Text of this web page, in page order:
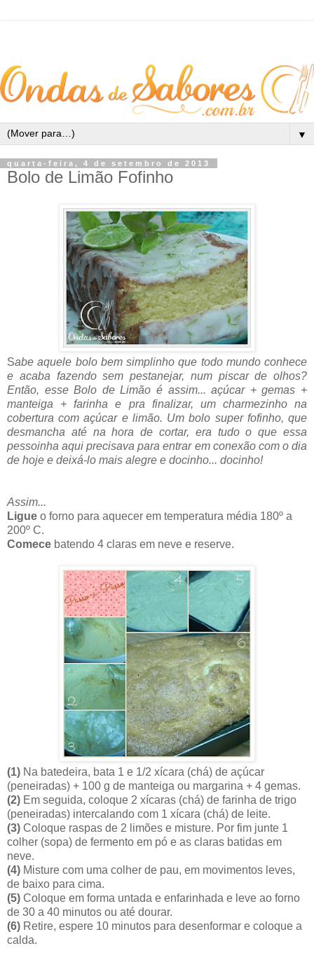
▼
quarta-feira, 4 de setembro de 2013
Bolo de Limão Fofinho
Sabe aquele bolo bem simplinho que todo mundo conhece
e acaba fazendo sem pestanejar, num piscar de olhos?
Então, esse Bolo de Limão é assim... açúcar + gemas +
manteiga + farinha e pra finalizar, um charmezinho na
cobertura com açúcar e limão. Um bolo super fofinho, que
desmancha até na hora de cortar, era tudo o que essa
pessoinha aqui precisava para entrar em conexão com o dia
de hoje e deixá-lo mais alegre e docinho... docinho!
Assim...
Ligue o forno para aquecer em temperatura média 180º a
200º C.
Comece batendo 4 claras em neve e reserve.
(1) Na batedeira, bata 1 e 1/2 xícara (chá) de açúcar
(peneiradas) + 100 g de manteiga ou margarina + 4 gemas.
(2) Em seguida, coloque 2 xícaras (chá) de farinha de trigo
(peneiradas) intercalando com 1 xícara (chá) de leite.
(3) Coloque raspas de 2 limões e misture. Por fim junte 1
colher (sopa) de fermento em pó e as claras batidas em
neve.
(4) Misture com uma colher de pau, em movimentos leves,
de baixo para cima.
(5) Coloque em forma untada e enfarinhada e leve ao forno
de 30 a 40 minutos ou até dourar.
(6) Retire, espere 10 minutos para desenformar e coloque a
calda.